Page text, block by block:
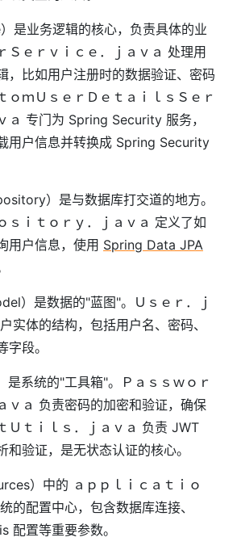
是业务逻辑的核心，负责具体的业
Ｓｅｒｖｉｃｅ．ｊａｖａ 处理用
，比如用户注册时的数据验证、密码
ｏｍＵｓｅｒＤｅｔａｉｌｓＳｅｒ
ａ 专门为 Spring Security 服务，
用户信息并转换成 Spring Security
）是与数据库打交道的地方。
ｓｉｔｏｒｙ．ｊａｖａ 定义了如
用户信息，使用 Spring Data JPA
）是数据的"蓝图"。Ｕｓｅｒ．ｊ
实体的结构，包括用户名、密码、
段。
是系统的"工具箱"。Ｐａｓｓｗｏｒ
ｖａ 负责密码的加密和验证，确保
Ｕｔｉｌｓ．ｊａｖａ 负责 JWT
和验证，是无状态认证的核心。
）中的 ａｐｐｌｉｃａｔｉｏ
的配置中心，包含数据库连接、
配置等重要参数。